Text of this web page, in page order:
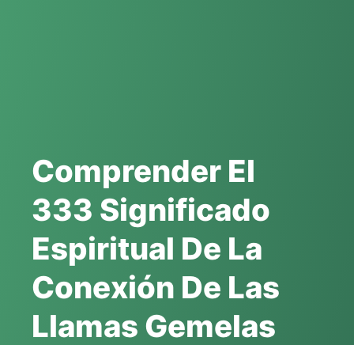
Comprender El
333 Significado
Espiritual De La
Conexión De Las
Llamas Gemelas